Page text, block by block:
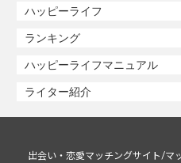
ハッピーライフ
ランキング
ハッピーライフマニュアル
ライター紹介
出会い・恋愛マッチングサイト/マ